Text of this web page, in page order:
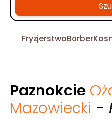
FryzjerstwoBarber
Paznokcie
Mazowiecki -